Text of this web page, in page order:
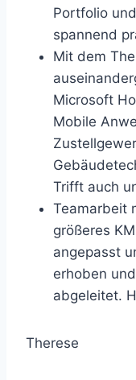
Portfolio
spannend
Mit dem
Microsoft
Mobile
Trifft auch
Teamarbeit
größeres
angepasst
erhoben
abgeleitet.
Therese